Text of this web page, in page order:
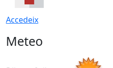
Accedeix
Meteo